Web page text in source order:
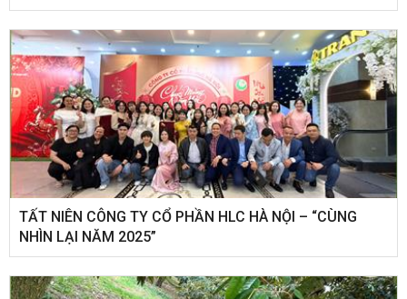
​TẤT NIÊN CÔNG TY CỔ PHẦN HLC HÀ NỘI – “CÙNG
NHÌN LẠI NĂM 2025”